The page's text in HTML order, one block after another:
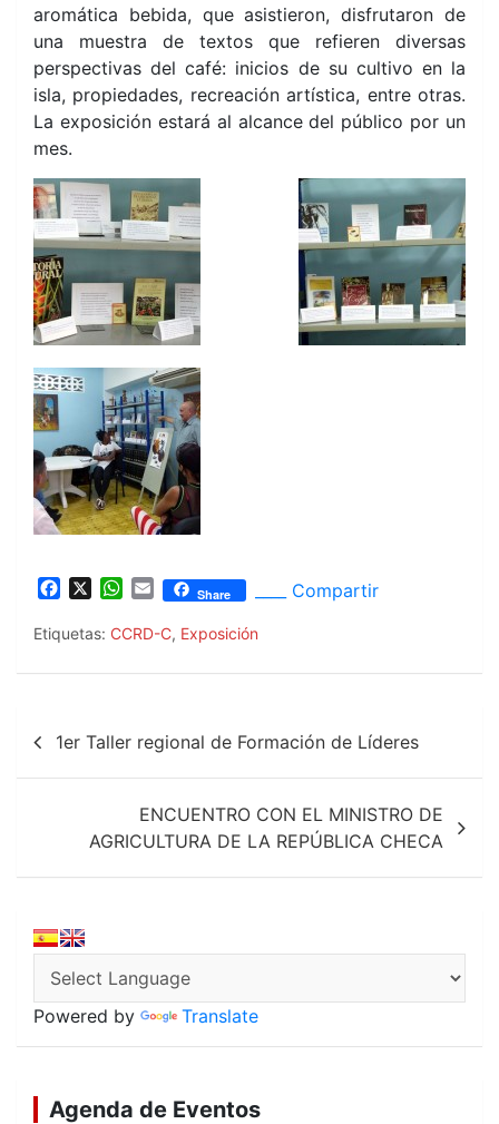
aromática bebida, que asistieron, disfrutaron de
una muestra de textos que refieren diversas
perspectivas del café: inicios de su cultivo en la
isla, propiedades, recreación artística, entre otras.
La exposición estará al alcance del público por un
mes.
c
b
k
W
a
s
p
E
a
l
Share ____ Compartir
Etiquetas: CCRD-C, Exposición
Navegación
de
entradas
1er Taller regional de Formación de Líderes
ENCUENTRO CON EL MINISTRO DE
AGRICULTURA DE LA REPÚBLICA CHECA
Powered by Translate
Agenda de Eventos